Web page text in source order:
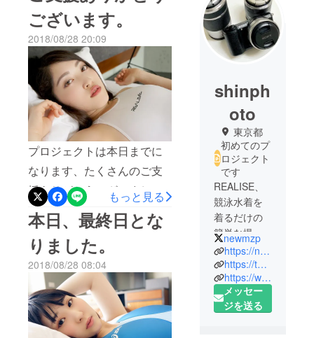
ございます。
2018/08/28 20:09
プロジェクトは本日までに
なります、たくさんのご支
援ありがとうございまし
た。 (まだお時間は残ってお
りますので、ご支援お待ち
しております) ご支援が予
想を超えましたので、参加
モデルさんを追加したりリ
ターン撮影モデルさんに加
えたりしたいと思います。
もっと見る
本日、最終日とな
りました。
2018/08/28 08:04
shinph
oto
東京都
初めてのプ
ロジェクト
です
REALISE、
競泳水着を
着るだけの
簡単な撮影
です。
ノンアダル
トで公開、
非公開問わ
ずの非営利
newmzp
https://newmzp.wixsite.com/shinphoto
https://twitter.com/newmzp
https://www.instagram.com/shin.photo.ins/
メッセー
ジを送る